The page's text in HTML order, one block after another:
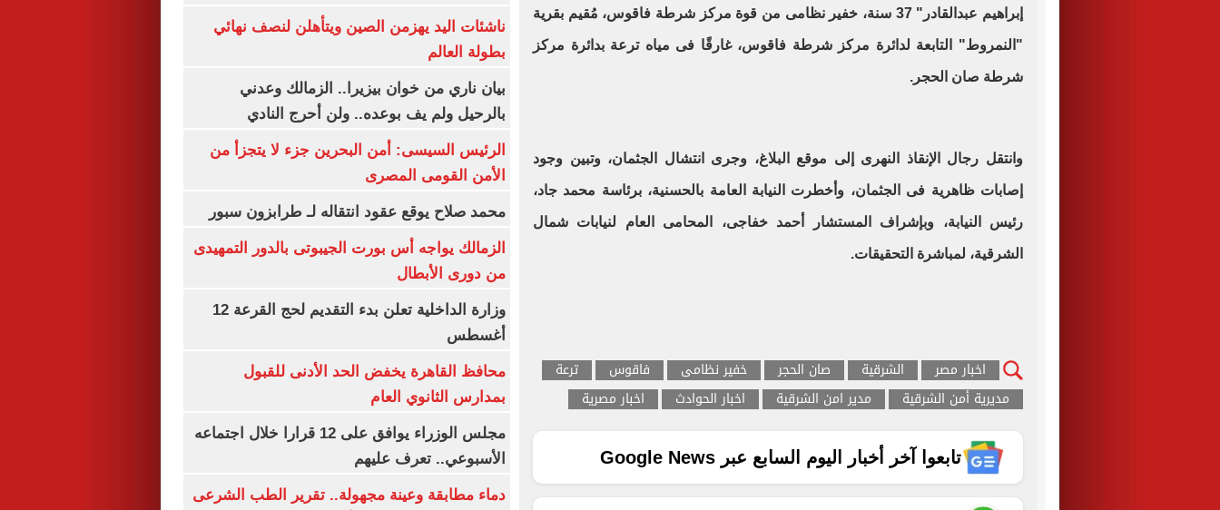
إبراهيم عبدالقادر" 37 سنة، خفير نظامى من قوة مركز شرطة فاقوس، مُقيم بقرية
"النمروط" التابعة لدائرة مركز شرطة فاقوس، غارقًا فى مياه ترعة بدائرة مركز
شرطة صان الحجر.
وانتقل رجال الإنقاذ النهرى إلى موقع البلاغ، وجرى انتشال الجثمان، وتبين وجود
إصابات ظاهرية فى الجثمان، وأخطرت النيابة العامة بالحسنية، برئاسة محمد جاد،
رئيس النيابة، وبإشراف المستشار أحمد خفاجى، المحامى العام لنيابات شمال
الشرقية، لمباشرة التحقيقات.
اخبار مصر الشرقية صان الحجر خفير نظامى فاقوس
ترعة
مديرية أمن الشرقية
مدير امن الشرقية اخبار الحوادث اخبار مصرية
تابعوا آخر أخبار اليوم السابع عبر Google News
ناشئات اليد يهزمن الصين ويتأهلن لنصف نهائي
بطولة العالم
بيان ناري من خوان بيزيرا.. الزمالك وعدني
بالرحيل ولم يف بوعده.. ولن أحرج النادي
الرئيس السيسى: أمن البحرين جزء لا يتجزأ من
الأمن القومى المصرى
محمد صلاح يوقع عقود انتقاله لـ طرابزون سبور
الزمالك يواجه أس بورت الجيبوتى بالدور التمهيدى
من دورى الأبطال
وزارة الداخلية تعلن بدء التقديم لحج القرعة 12
أغسطس
محافظ القاهرة يخفض الحد الأدنى للقبول
بمدارس الثانوي العام
مجلس الوزراء يوافق على 12 قرارا خلال اجتماعه
الأسبوعي.. تعرف عليهم
دماء مطابقة وعينة مجهولة.. تقرير الطب الشرعى